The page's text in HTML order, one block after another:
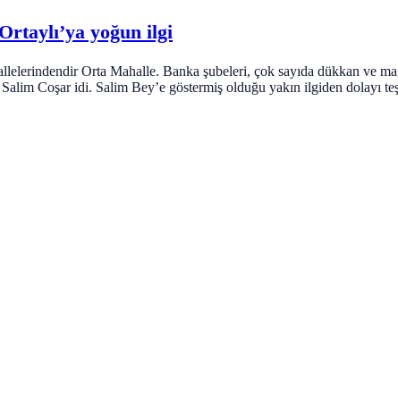
yoğun ilgi
Orta Mahalle. Banka şubeleri, çok sayıda dükkan ve
Coşar idi. Salim Bey’e göstermiş olduğu yakın ilgiden dolayı